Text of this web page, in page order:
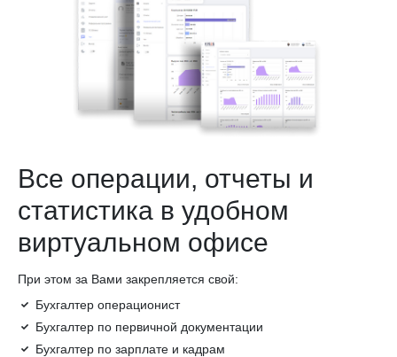
Все операции, отчеты и
статистика в удобном
виртуальном офисе
При этом за Вами закрепляется свой:
Бухгалтер операционист
Бухгалтер по первичной документации
Бухгалтер по зарплате и кадрам